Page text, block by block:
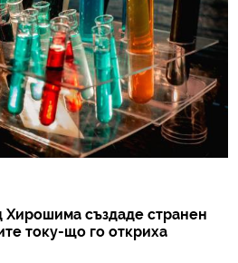
Хирошима създаде странен
току-що го откриха